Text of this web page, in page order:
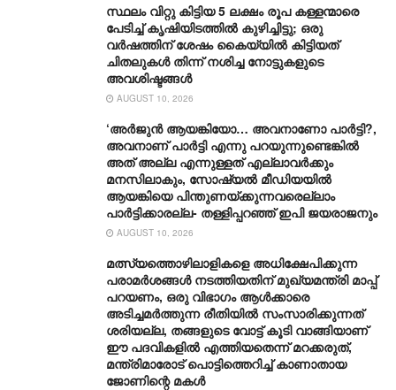
സ്ഥലം വിറ്റു കിട്ടിയ 5 ലക്ഷം രൂപ കള്ളന്മാരെ
പേടിച്ച് കൃഷിയിടത്തിൽ കുഴിച്ചിട്ടു; ഒരു
വർഷത്തിന് ശേഷം കൈയ്യിൽ കിട്ടിയത്
ചിതലുകൾ തിന്ന് നശിച്ച നോട്ടുകളുടെ
അവശിഷ്ടങ്ങൾ
AUGUST 10, 2026
‘അർജുൻ ആയങ്കിയോ… അവനാണോ പാർട്ടി?,
അവനാണ് പാർട്ടി എന്നു പറയുന്നുണ്ടെങ്കിൽ
അത് അല്ല എന്നുള്ളത് എല്ലാവർക്കും
മനസിലാകും, സോഷ്യൽ മീഡിയയിൽ
ആയങ്കിയെ പിന്തുണയ്ക്കുന്നവരെല്ലാം
പാർട്ടിക്കാരല്ല- തള്ളിപ്പറഞ്ഞ് ഇപി ജയരാജനും
AUGUST 10, 2026
മത്സ്യത്തൊഴിലാളികളെ അധിക്ഷേപിക്കുന്ന
പരാമർശങ്ങൾ നടത്തിയതിന് മുഖ്യമന്ത്രി മാപ്പ്
പറയണം, ഒരു വിഭാഗം ആൾക്കാരെ
അടിച്ചമർത്തുന്ന രീതിയില്‍ സംസാരിക്കുന്നത്
ശരിയല്ല, തങ്ങളുടെ വോട്ട് കൂടി വാങ്ങിയാണ്
ഈ പദവികളിൽ എത്തിയതെന്ന് മറക്കരുത്,
മന്ത്രിമാരോട് പൊട്ടിത്തെറിച്ച് കാണാതായ
ജോണിന്റെ മകള്‍